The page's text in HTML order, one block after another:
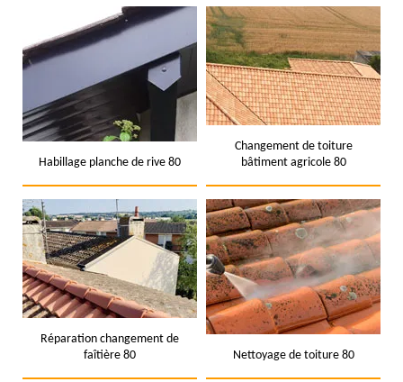
Habillage planche de rive 80
Changement de toiture
bâtiment agricole 80
Réparation changement de
faîtière 80
Nettoyage de toiture 80